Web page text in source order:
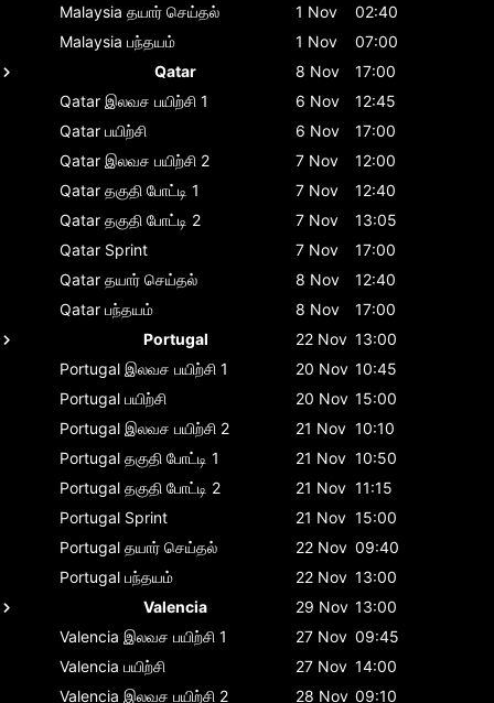
Malaysia தயார் செய்தல் 1 Nov
02:40
Malaysia பந்தயம் 1 Nov
07:00
Qatar
8 Nov
17:00
Qatar இலவச பயிற்சி 1 6 Nov
12:45
Qatar பயிற்சி 6 Nov
17:00
Qatar இலவச பயிற்சி 2 7 Nov
12:00
Qatar தகுதி போட்டி 1 7 Nov
12:40
Qatar தகுதி போட்டி 2 7 Nov
13:05
Qatar Sprint 7 Nov
17:00
Qatar தயார் செய்தல் 8 Nov
12:40
Qatar பந்தயம் 8 Nov
17:00
Portugal
22 Nov 13:00
Portugal இலவச பயிற்சி 1 20 Nov 10:45
Portugal பயிற்சி 20 Nov 15:00
Portugal இலவச பயிற்சி 2 21 Nov 10:10
Portugal தகுதி போட்டி 1 21 Nov 10:50
Portugal தகுதி போட்டி 2 21 Nov 11:15
Portugal Sprint 21 Nov 15:00
Portugal தயார் செய்தல் 22 Nov 09:40
Portugal பந்தயம் 22 Nov 13:00
Valencia
29 Nov 13:00
Valencia இலவச பயிற்சி 1 27 Nov 09:45
Valencia பயிற்சி 27 Nov 14:00
Valencia இலவச பயிற்சி 2 28 Nov 09:10